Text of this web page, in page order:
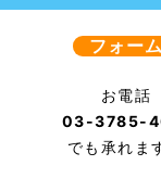
フォーム
お電話
03-3785-
でも承れま